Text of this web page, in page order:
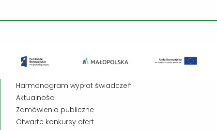
Harmonogram wypłat świadczeń
Aktualności
Zamówienia publiczne
Otwarte konkursy ofert